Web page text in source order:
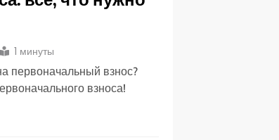
1 минуты
первоначальный взнос?
взноса!